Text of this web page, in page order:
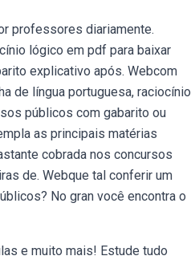
professores diariamente.
lógico em pdf para baixar
explicativo após. Webcom
de língua portuguesa, raciocínio
públicos com gabarito ou
as principais matérias
cobrada nos concursos
de. Webque tal conferir um
No gran você encontra o
e muito mais! Estude tudo